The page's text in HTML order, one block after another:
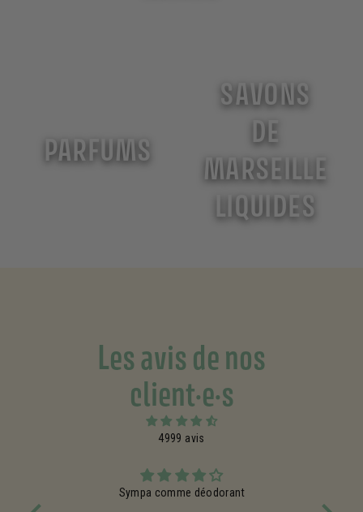
PARFUMS
SAVONS
DE
MARSEILLE
LIQUIDES
Les avis de nos
client·e·s
4999 avis
Sympa comme déodorant